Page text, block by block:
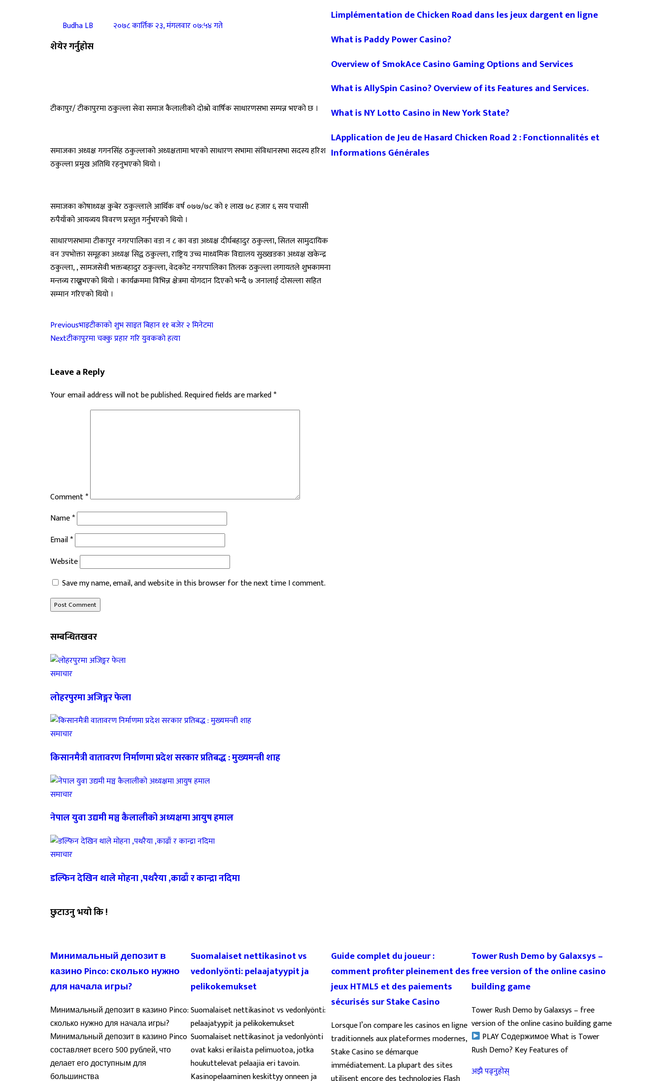
Budha LB २०७८ कार्तिक २३, मंगलवार ०७:५४ गते
शेयेर गर्नुहोस
टीकापुर/ टीकापुरमा ठकुल्ला सेवा समाज कैलालीको दोश्रो वार्षिक साधारणसभा सम्पन्न भएको छ ।
समाजका अध्यक्ष गगनसिंह ठकुल्लाको अध्यक्षतामा भएको साधारण सभामा संविधानसभा सदस्य हरिश
ठकुल्ला प्रमुख अतिथि रहनुभएकाे थियाे ।
समाजका कोषाध्यक्ष कुबेर ठकुल्लाले आर्थिक वर्ष ०७७/७८ को १ लाख ७८ हजार ६ सय पचासी
रुपैयाँको आयव्यय विवरण प्रस्तुत गर्नुभएकाे थियाे ।
साधारणसभामा टीकापुर नगरपालिका वडा न ८ का वडा अध्यक्ष दीर्घबहादुर ठकुल्ला, सितल सामुदायिक
वन उपभोक्ता समूहका अध्यक्ष सिद्व ठकुल्ला, राष्ट्रिय उच्च माध्यमिक विद्यालय सुख्खडका अध्यक्ष खकेन्द्र
ठकुल्ला, , सामजसेवी भक्तबहादुर ठकुल्ला, वेदकोट नगरपालिका तिलक ठकुल्ला लगायतले शुभकामना
मन्तव्य राख्नुभएको थियाे । कार्यक्रममा विभिन्न क्षेत्रमा योगदान दिएको भन्दै ७ जनालाई दोसल्ला सहित
सम्मान गरिएको थियो ।
Previousभाइटीकाकाे शुभ साइत बिहान ११ बजेर २ मिनेटमा
Nextटीकापुरमा चक्कु प्रहार गरि युवककाे हत्या
Leave a Reply
Your email address will not be published.Required fields are marked*
Comment*
Name*
Email*
Website
Save my name, email, and website in this browser for the next time I comment.
Limplémentation de Chicken Road dans les jeux dargent en ligne
What is Paddy Power Casino?
Overview of SmokAce Casino Gaming Options and Services
What is AllySpin Casino? Overview of its Features and Services.
What is NY Lotto Casino in New York State?
LApplication de Jeu de Hasard Chicken Road 2 : Fonctionnalités et
Informations Générales
सम्बन्धितखवर
समाचार
लोहरपुरमा अजिङ्गर फेला
समाचार
किसानमैत्री वातावरण निर्माणमा प्रदेश सरकार प्रतिबद्ध : मुख्यमन्त्री शाह
समाचार
नेपाल युवा उद्यमी मञ्च कैलालीको अध्यक्षमा आयुष हमाल
समाचार
डल्फिन देखिन थाले मोहना ,पथरैया ,काढाँ र कान्द्रा नदिमा
छुटाउनु भयो कि !
Минимальный депозит в
казино Pinco: сколько нужно
для начала игры?
Минимальный депозит в казино Pinco:
сколько нужно для начала игры?
Минимальный депозит в казино Pinco
составляет всего 500 рублей, что
делает его доступным для
большинства
Suomalaiset nettikasinot vs
vedonlyönti: pelaajatyypit ja
pelikokemukset
Suomalaiset nettikasinot vs vedonlyönti:
pelaajatyypit ja pelikokemukset
Suomalaiset nettikasinot ja vedonlyönti
ovat kaksi erilaista pelimuotoa, jotka
houkuttelevat pelaajia eri tavoin.
Kasinopelaaminen keskittyy onneen ja
Guide complet du joueur :
comment profiter pleinement des
jeux HTML5 et des paiements
sécurisés sur Stake Casino
Lorsque l’on compare les casinos en ligne
traditionnels aux plateformes modernes,
Stake Casino se démarque
immédiatement. La plupart des sites
Tower Rush Demo by Galaxsys –
free version of the online casino
building game
Tower Rush Demo by Galaxsys – free
version of the online casino building game
PLAY Содержимое What is Tower
Rush Demo? Key Features of
अझै पढ्नुहोस्